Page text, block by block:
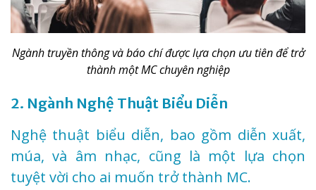
Ngành truyền thông và báo chí được lựa chọn ưu tiên để trở
thành một MC chuyên nghiệp
2. Ngành Nghệ Thuật Biểu Diễn
Nghệ thuật biểu diễn, bao gồm diễn xuất,
múa, và âm nhạc, cũng là một lựa chọn
tuyệt vời cho ai muốn trở thành MC.